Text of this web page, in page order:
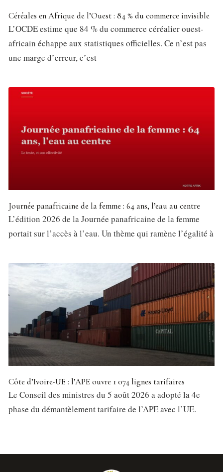
Céréales en Afrique de l’Ouest : 84 % du commerce invisible
L’OCDE estime que 84 % du commerce céréalier ouest-
africain échappe aux statistiques officielles. Ce n’est pas
une marge d’erreur, c’est
Journée panafricaine de la femme : 64 ans, l’eau au centre
L’édition 2026 de la Journée panafricaine de la femme
portait sur l’accès à l’eau. Un thème qui ramène l’égalité à
Côte d’Ivoire-UE : l’APE ouvre 1 074 lignes tarifaires
Le Conseil des ministres du 5 août 2026 a adopté la 4e
phase du démantèlement tarifaire de l’APE avec l’UE.